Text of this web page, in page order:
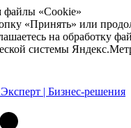
«Cookie»
«Принять» или
на обработку
системы
Эксперт | Бизнес-решения